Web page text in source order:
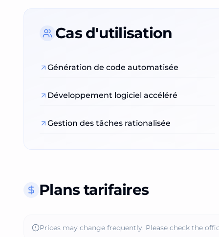
Cas d'utilisation
Génération de code automatisée
Développement logiciel accéléré
Gestion des tâches rationalisée
Plans tarifaires
Prices may change frequently. Please check the